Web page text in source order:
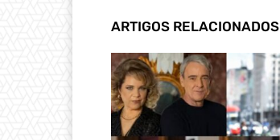
ARTIGOS RELACIONADOS